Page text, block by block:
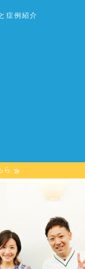
症例紹介
ら